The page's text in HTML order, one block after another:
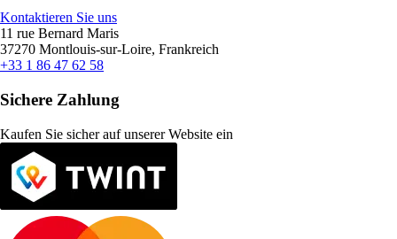
Kontaktieren Sie uns
11 rue Bernard Maris
37270 Montlouis-sur-Loire, Frankreich
+33 1 86 47 62 58
Sichere Zahlung
Kaufen Sie sicher auf unserer Website ein